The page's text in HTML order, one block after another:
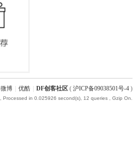
微博 优酷 DF创客社区 ( 沪ICP备09038501号-4 )
, Processed in 0.025926 second(s), 12 queries , Gzip On.